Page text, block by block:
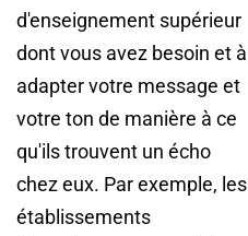
d'enseignement supérieur
dont vous avez besoin et à
adapter votre message et
votre ton de manière à ce
qu'ils trouvent un écho
chez eux. Par exemple, les
établissements